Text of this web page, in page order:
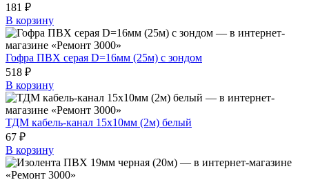
181 ₽
В корзину
Гофра ПВХ серая D=16мм (25м) с зондом
518 ₽
В корзину
ТДМ кабель-канал 15х10мм (2м) белый
67 ₽
В корзину